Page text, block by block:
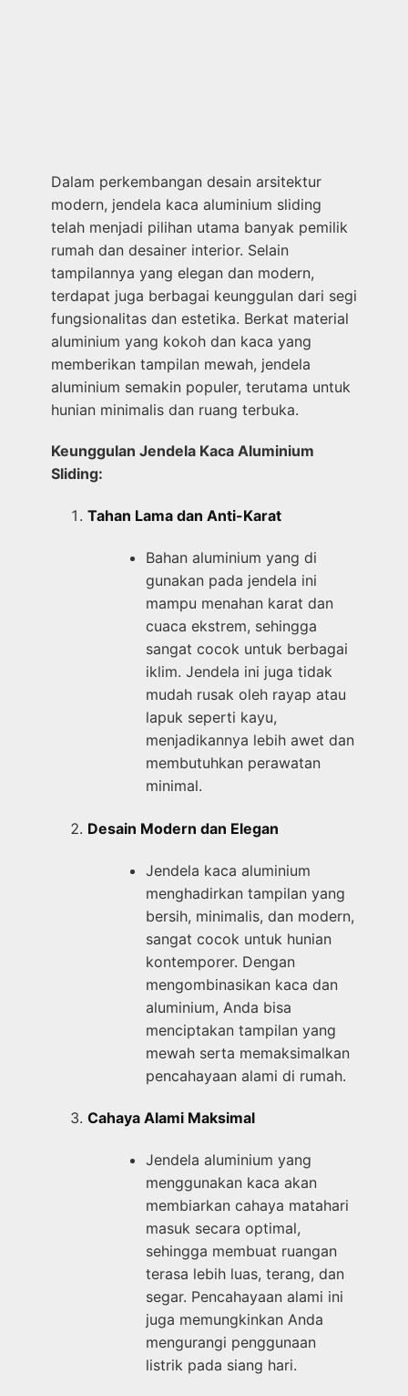
Dalam perkembangan desain arsitektur
modern, jendela kaca aluminium sliding
telah menjadi pilihan utama banyak pemilik
rumah dan desainer interior. Selain
tampilannya yang elegan dan modern,
terdapat juga berbagai keunggulan dari segi
fungsionalitas dan estetika. Berkat material
aluminium yang kokoh dan kaca yang
memberikan tampilan mewah, jendela
aluminium semakin populer, terutama untuk
hunian minimalis dan ruang terbuka.
Keunggulan Jendela Kaca Aluminium
Sliding:
Tahan Lama dan Anti-Karat
Bahan aluminium yang di
gunakan pada jendela ini
mampu menahan karat dan
cuaca ekstrem, sehingga
sangat cocok untuk berbagai
iklim. Jendela ini juga tidak
mudah rusak oleh rayap atau
lapuk seperti kayu,
menjadikannya lebih awet dan
membutuhkan perawatan
minimal.
Desain Modern dan Elegan
Jendela kaca aluminium
menghadirkan tampilan yang
bersih, minimalis, dan modern,
sangat cocok untuk hunian
kontemporer. Dengan
mengombinasikan kaca dan
aluminium, Anda bisa
menciptakan tampilan yang
mewah serta memaksimalkan
pencahayaan alami di rumah.
Cahaya Alami Maksimal
Jendela aluminium yang
menggunakan kaca akan
membiarkan cahaya matahari
masuk secara optimal,
sehingga membuat ruangan
terasa lebih luas, terang, dan
segar. Pencahayaan alami ini
juga memungkinkan Anda
mengurangi penggunaan
listrik pada siang hari.